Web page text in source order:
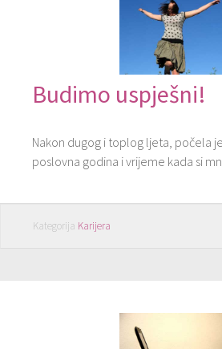
Budimo uspješni!
Nakon dugog i toplog ljeta, počela
poslovna godina i vrijeme kada si
Kategorija Karijera